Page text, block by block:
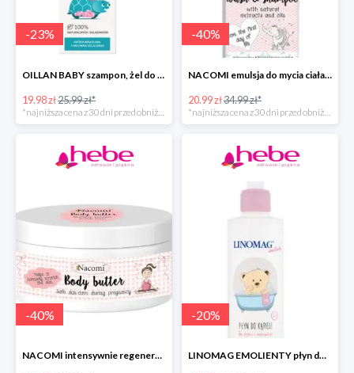
-23%
OILLAN BABY szampon, żel do kąpieli i pod prysznic, 200 ml
19.98 zł25.99 zł*
*najniższa cena z 30 dni przed obniżką
-40%
NACOMI emulsja do mycia ciała dla dzieci
20.99 zł34.99 zł*
*najniższa cena z 30 dni przed obniżką
-40%
NACOMI intensywnie regenerujące masło do ciała dla kobiet w ciąży
-20%
LINOMAG EMOLIENTY płyn do kąpieli dla dzieci i niemowląt